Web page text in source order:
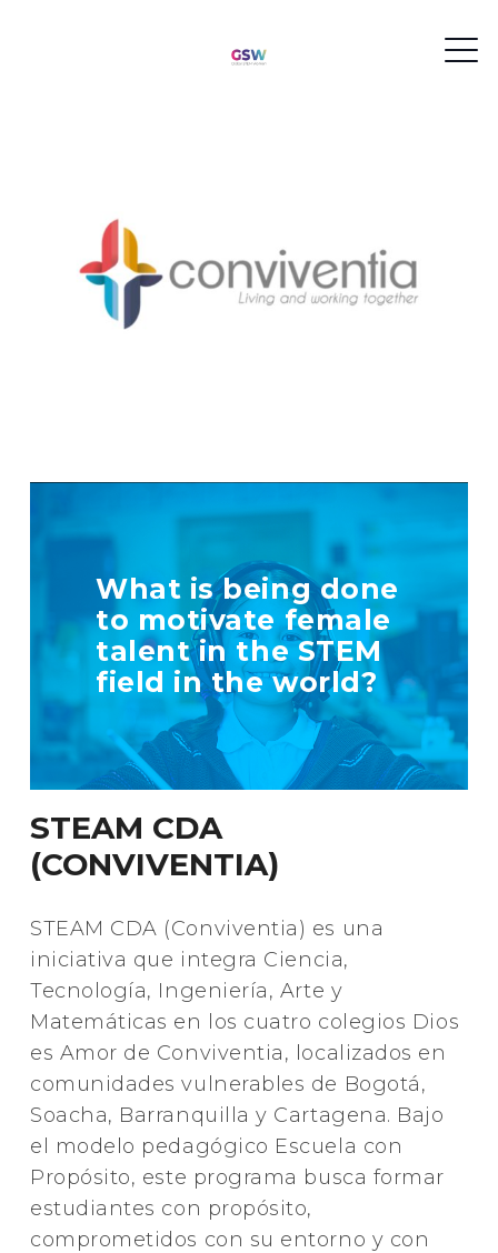
What is being done
to motivate female
talent in the STEM
field in the world?
TELL US MORE
ABOUT YOUR
INITIATIVE
+ Info
STEAM CDA
(CONVIVENTIA)
STEAM CDA (Conviventia) es una
iniciativa que integra Ciencia,
Tecnología, Ingeniería, Arte y
Matemáticas en los cuatro colegios Dios
es Amor de Conviventia, localizados en
comunidades vulnerables de Bogotá,
Soacha, Barranquilla y Cartagena. Bajo
el modelo pedagógico Escuela con
Propósito, este programa busca formar
estudiantes con propósito,
comprometidos con su entorno y con